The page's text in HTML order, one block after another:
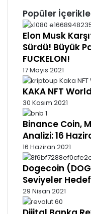
s
t
e
g
r
a
m
g
r
a
m
Popüler
Elon Musk
Sürdü! Büyük
FUCKELON!
17 Mayıs 2021
KAKA NFT
30 Kasım 2021
Binance Coin,
Analizi: 16
16 Haziran 2021
Dogecoin
Seviyeler
29 Nisan 2021